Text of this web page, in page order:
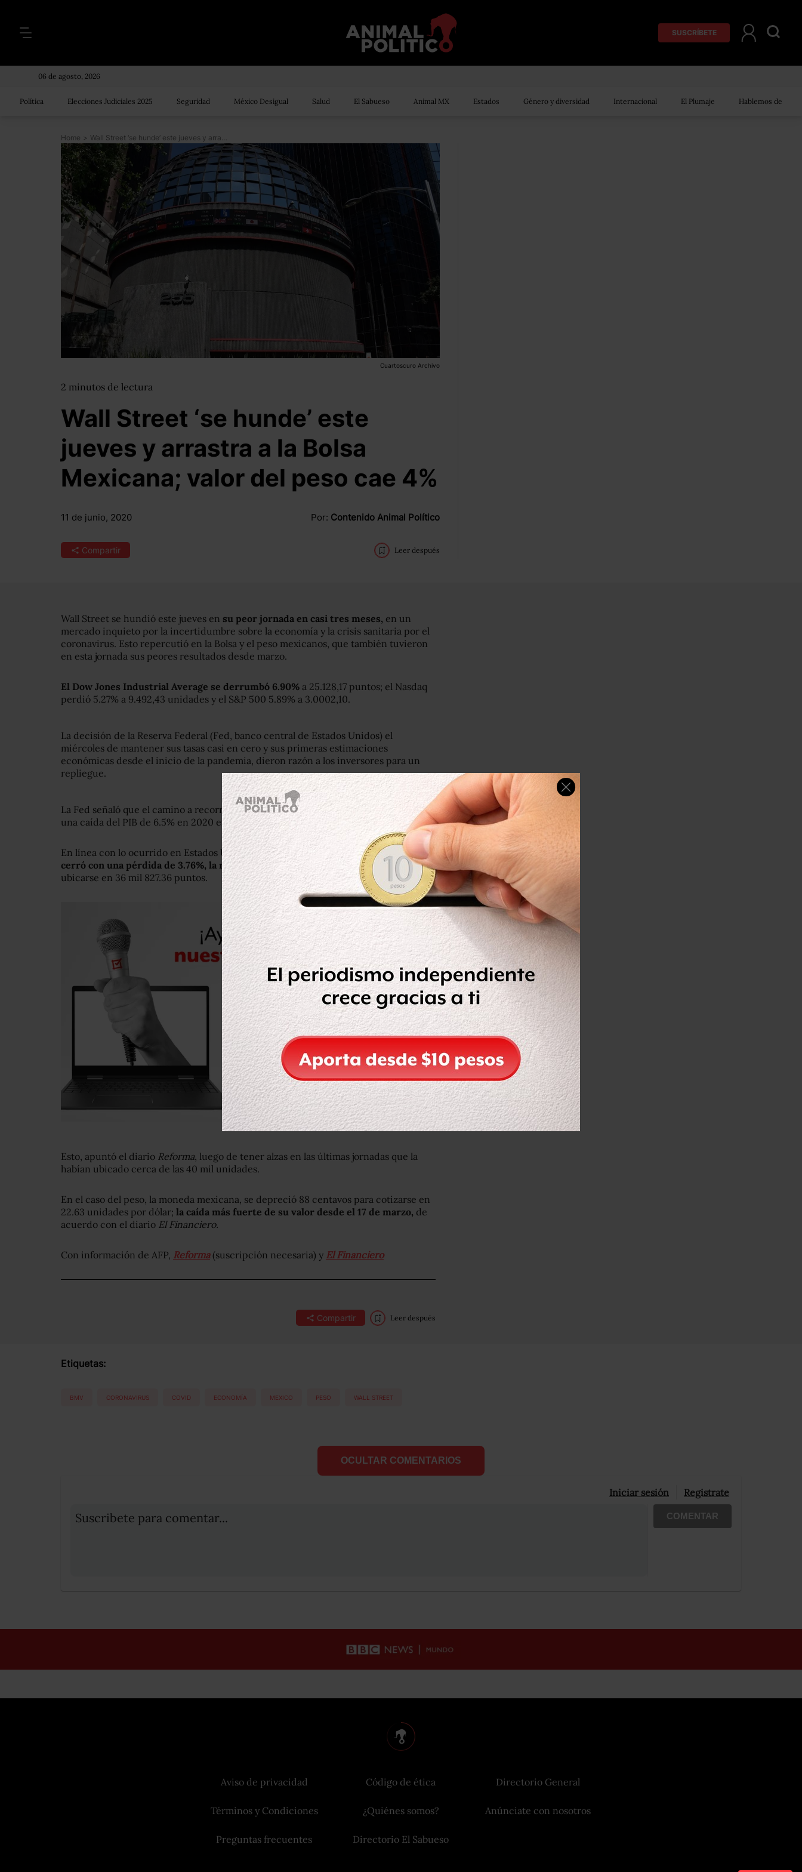
SUSCRÍBETE
06 de agosto, 2026
Política Elecciones Judiciales 2025 Seguridad México Desigual Salud El Sabueso Animal MX Estados Género y diversidad Internacional El Plumaje Hablemos de
Home > Wall Street ‘se hunde’ este jueves y arrastra a la Bolsa Mexicana; valor del peso cae 4%
Cuartoscuro Archivo
2 minutos de lectura
Wall Street ‘se hunde’ este
jueves y arrastra a la Bolsa
Mexicana; valor del peso cae 4%
11 de junio, 2020 Por: Contenido Animal Político
Compartir Leer después
Wall Street se hundió este jueves en su peor jornada en casi tres meses, en un
mercado inquieto por la incertidumbre sobre la economía y la crisis sanitaria por el
coronavirus. Esto repercutió en la Bolsa y el peso mexicanos, que también tuvieron
en esta jornada sus peores resultados desde marzo.
El Dow Jones Industrial Average se derrumbó 6.90% a 25.128,17 puntos; el Nasdaq
perdió 5.27% a 9.492,43 unidades y el S&P 500 5.89% a 3.0002,10.
La decisión de la Reserva Federal (Fed, banco central de Estados Unidos) el
miércoles de mantener sus tasas casi en cero y sus primeras estimaciones
económicas desde el inicio de la pandemia, dieron razón a los inversores para un
repliegue.
La Fed señaló que el camino a recorrer antes de una recuperación será largo y prevé
una caída del PIB de 6.5% en 2020 en Estados Unidos.
En línea con lo ocurrido en Estados Unidos,la Bolsa Mexicana de Valores (BMV)
cerró con una pérdida de 3.76%, la más amplia desde el pasado 30 de marzo, para
ubicarse en 36 mil 827.36 puntos.
Esto, apuntó el diario Reforma, luego de tener alzas en las últimas jornadas que la
habían ubicado cerca de las 40 mil unidades.
En el caso del peso, la moneda mexicana, se depreció 88 centavos para cotizarse en
22.63 unidades por dólar; la caída más fuerte de su valor desde el 17 de marzo, de
acuerdo con el diario El Financiero.
Con información de AFP, Reforma(suscripción necesaria) y El Financiero
Compartir Leer después
Etiquetas:
BMV CORONAVIRUS COVID ECONOMÍA MEXICO PESO WALL STREET
OCULTAR COMENTARIOS
Iniciar sesión Registrate
Suscribete para comentar... COMENTAR
Aviso de privacidad
Términos y Condiciones
Preguntas frecuentes
Código de ética
¿Quiénes somos?
Directorio El Sabueso
Directorio General
Anúnciate con nosotros